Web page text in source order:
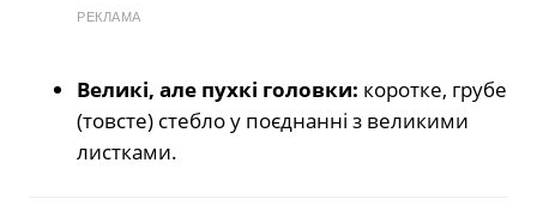
РЕКЛАМА
Великі, але пухкі головки: коротке, грубе
(товсте) стебло у поєднанні з великими
листками.